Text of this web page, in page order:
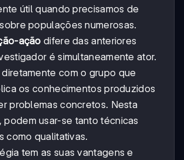
útil quando precisamos de
populações numerosas.
ação difere das anteriores
é simultaneamente ator.
com o grupo que
os conhecimentos produzidos
problemas concretos. Nesta
podem usar-se tanto técnicas
como qualitativas.
tem as suas vantagens e